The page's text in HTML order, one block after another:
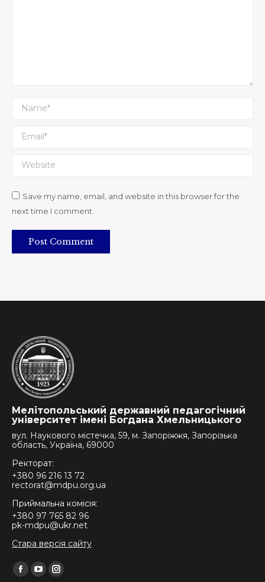
Name *
Email *
Website
Save my name, email, and website in this browser for the
next time I comment.
Post Comment
Мелітопольський державний педагогічний
університет імені Богдана Хмельницького
вул. Наукового містечка, 59, м. Запоріжжя, Запорізька
область, Україна, 69000
Ректорат:
+380 96 216 13 72
rectorat@mdpu.org.ua
Приймальна комісія:
+380 97 765 82 96
pk-mdpu@ukr.net
Стара версія сайту
Find us on:
Facebook
YouTubeInstagram